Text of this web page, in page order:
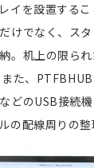
イを設置する
けでなく、ス
。机上の限ら
また、
どのUSB接続
の配線周りの整